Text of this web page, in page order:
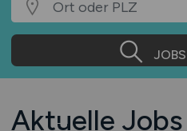
Aktuelle Jobs